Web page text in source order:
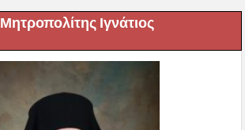
Μητροπολίτης Ιγνάτιος